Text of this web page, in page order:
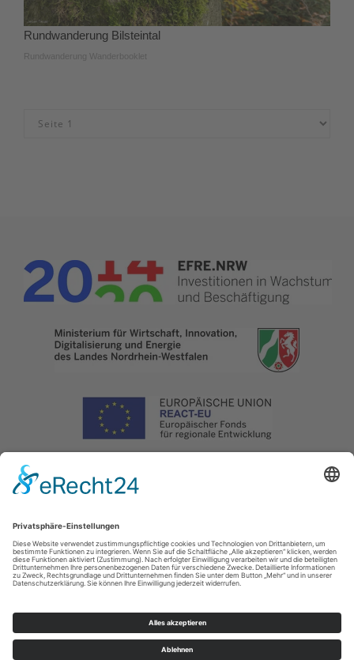
Rundwanderung Bilsteintal
Rundwanderung Wanderbooklet
Impressum|Datenschutz|Haftungsausschluss|Kontakt
Naturpark Arnsberger Wald - Projektbüro Sauerland-Waldroute
E: info@sauerland-waldroute.de